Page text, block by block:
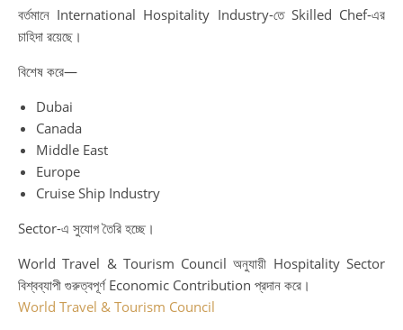
বর্তমানে International Hospitality Industry-তে Skilled Chef-এর
চাহিদা রয়েছে।
বিশেষ করে—
Dubai
Canada
Middle East
Europe
Cruise Ship Industry
Sector-এ সুযোগ তৈরি হচ্ছে।
World Travel & Tourism Council অনুযায়ী Hospitality Sector
বিশ্বব্যাপী গুরুত্বপূর্ণ Economic Contribution প্রদান করে।
World Travel & Tourism Council